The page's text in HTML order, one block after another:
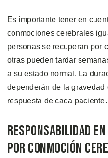
Es importante tener en
conmociones cerebrales
personas se recuperan por
otras pueden tardar
a su estado normal. La
dependerán de la gravedad
respuesta de cada paciente.
Responsabilidad
Por Conmoción